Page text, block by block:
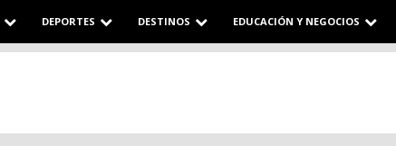
DEPORTES DESTINOS EDUCACIÓN Y NEGOCIOS